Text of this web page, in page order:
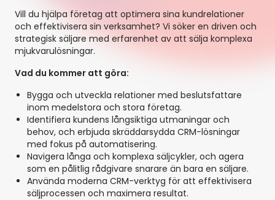
Vill du hjälpa företag att optimera sina kundrelationer
och effektivisera sin verksamhet? Vi söker en driven och
strategisk säljare med erfarenhet av att sälja komplexa
mjukvarulösningar.
Vad du kommer att göra:
Bygga och utveckla relationer med beslutsfattare
inom medelstora och stora företag.
Identifiera kundens långsiktiga utmaningar och
behov, och erbjuda skräddarsydda CRM-lösningar
med fokus på automatisering.
Navigera långa och komplexa säljcykler, och agera
som en pålitlig rådgivare snarare än bara en säljare.
Använda moderna CRM-verktyg för att effektivisera
säljprocessen och maximera resultat.